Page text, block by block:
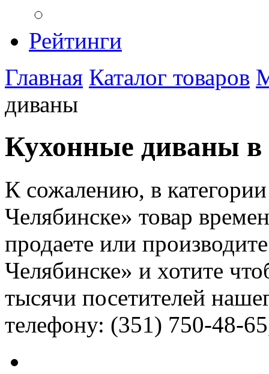
Рейтинги
Главная Каталог товаров
диваны
Кухонные диваны в
К сожалению, в
Челябинске» товар
продаете или
Челябинске» и хотите
тысячи посетителей
телефону: (351) 750-48-